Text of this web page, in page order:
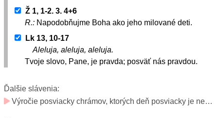
Ž 1, 1-2. 3. 4+6
R.: Napodobňujme Boha ako jeho milované deti.
Lk 13, 10-17
Aleluja, aleluja, aleluja.
Tvoje slovo, Pane, je pravda; posväť nás pravdou.
Ďalšie slávenia:
Výročie posviacky chrámov, ktorých deň posviacky je neznámy (slávnosť – len v konsekrovaných kostoloch)